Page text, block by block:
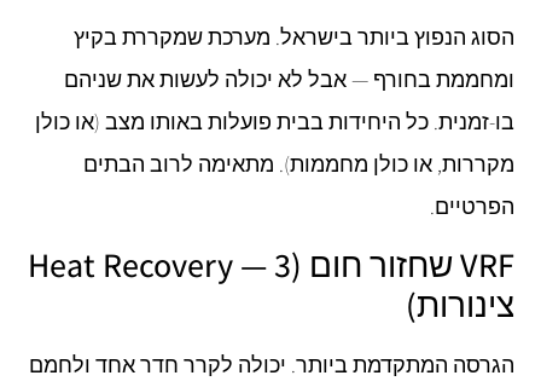
הסוג הנפוץ ביותר בישראל. מערכת שמקררת בקיץ
ומחממת בחורף — אבל לא יכולה לעשות את שניהם
בו-זמנית. כל היחידות בבית פועלות באותו מצב (או כולן
מקררות, או כולן מחממות). מתאימה לרוב הבתים
הפרטיים.
VRF שחזור חום (Heat Recovery — 3
צינורות)
הגרסה המתקדמת ביותר. יכולה לקרר חדר אחד ולחמם